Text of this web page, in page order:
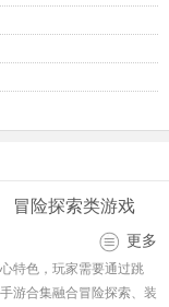
冒险探索类游戏
更多
特色，玩家需要通过跳
游合集融合冒险探索、装